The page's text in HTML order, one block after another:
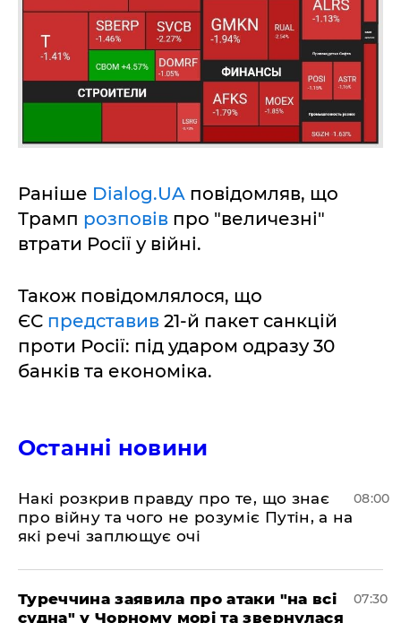
Раніше Dialog.UA повідомляв, що
Трамп розповів про "величезні"
втрати Росії у війні.
Також повідомлялося, що
ЄС представив 21-й пакет санкцій
проти Росії: під ударом одразу 30
банків та економіка.
Останні новини
Накі розкрив правду про те, що знає
про війну та чого не розуміє Путін, а на
які речі заплющує очі
08:00
Туреччина заявила про атаки "на всі
судна" у Чорному морі та звернулася
07:30